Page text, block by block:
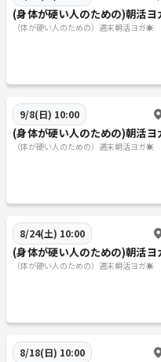
(身体が硬い人のための)朝活
（体が硬い人のための）週末朝活ヨガ☀️
9/8(日) 10:00
(身体が硬い人のための)朝活
（体が硬い人のための）週末朝活ヨガ☀️
8/24(土) 10:00
(身体が硬い人のための)朝活
（体が硬い人のための）週末朝活ヨガ☀️
8/18(日) 10:00